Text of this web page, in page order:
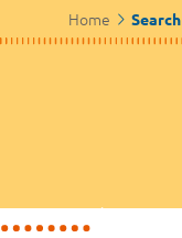
Home Search